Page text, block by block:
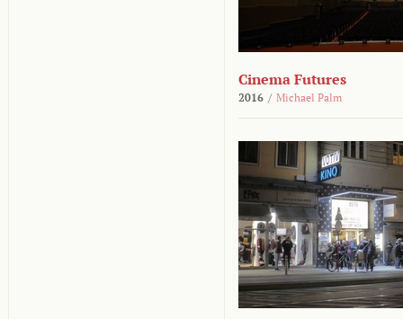
Cinema Futures
2016 / Michael Palm